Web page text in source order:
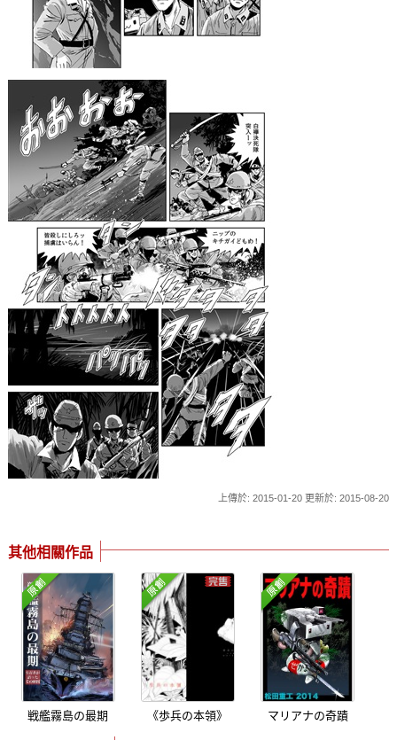
上傳於: 2015-01-20 更新於: 2015-08-20
其他相關作品
戦艦霧島の最期 《歩兵の本領》 マリアナの奇蹟